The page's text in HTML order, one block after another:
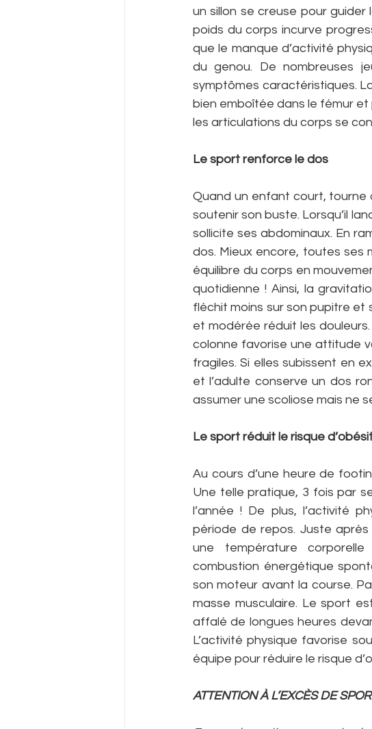
un sillon se creuse pour guider
poids du corps incurve
que le manque d’activité
du genou. De nombreuses
symptômes caractéristiques.
bien emboîtée dans le fémur et
les articulations du corps se
Le sport renforce le dos
Quand un enfant court, tourne
soutenir son buste. Lorsqu’il
sollicite ses abdominaux. En
dos. Mieux encore, toutes ses
équilibre du corps en
quotidienne ! Ainsi, la
fléchit moins sur son pupitre et
et modérée réduit les
colonne favorise une attitude
fragiles. Si elles subissent en
et l’adulte conserve un dos
assumer une scoliose mais ne
Le sport réduit le risque
Au cours d’une heure de
Une telle pratique, 3 fois par
l’année ! De plus, l’activité
période de repos. Juste
une température
combustion énergétique
son moteur avant la course.
masse musculaire. Le sport
affalé de longues heures
L’activité physique favorise
équipe pour réduire le risque
ATTENTION À L’EXCÈS DE